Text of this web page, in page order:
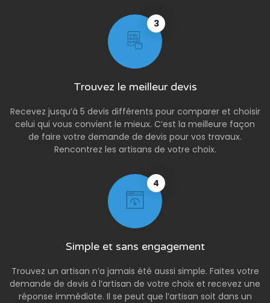
3
Trouvez le meilleur devis
Recevez jusqu’à 5 devis différents pour comparer et choisir
celui qui vous convient le mieux. C’est la meilleure façon
de faire votre demande de devis pour vos travaux.
Rencontrez les artisans de votre choix.
4
Simple et sans engagement
Trouvez un artisan n’a jamais été aussi simple. Faites votre
demande de devis à l’artisan de votre choix et recevez une
réponse immédiate. Il se peut que l’artisan soit dans un